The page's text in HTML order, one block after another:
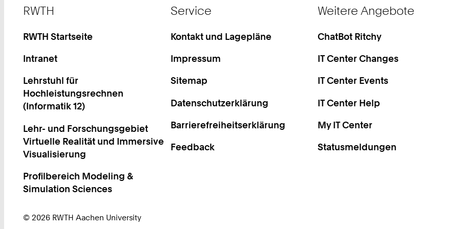
RWTH
RWTH Startseite
Intranet
Lehrstuhl für
Hochleistungsrechnen
(Informatik 12)
Lehr- und Forschungsgebiet
Virtuelle Realität und Immersive
Visualisierung
Profilbereich Modeling &
Simulation Sciences
Service
Kontakt und Lagepläne
Impressum
Sitemap
Datenschutzerklärung
Barrierefreiheitserklärung
Feedback
Weitere Angebote
ChatBot Ritchy
IT Center Changes
IT Center Events
IT Center Help
My IT Center
Statusmeldungen
© 2026 RWTH Aachen University